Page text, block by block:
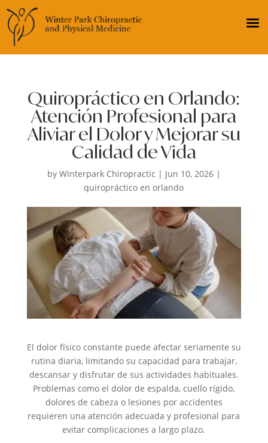
Quiropráctico en Orlando:
Atención Profesional para
Aliviar el Dolor y Mejorar su
Calidad de Vida
by Winterpark Chiropractic | Jun 10, 2026|
quiropráctico en orlando
El dolor físico constante puede afectar seriamente su
rutina diaria, limitando su capacidad para trabajar,
descansar y disfrutar de sus actividades habituales.
Problemas como el dolor de espalda, cuello rígido,
dolores de cabeza o lesiones por accidentes
requieren una atención adecuada y profesional para
evitar complicaciones a largo plazo.